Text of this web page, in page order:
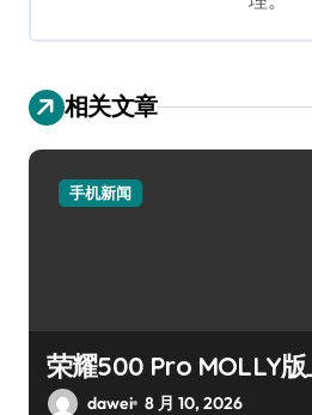
相关文章
手机新闻
荣耀500 Pro MOLLY
dawei 8 月 10, 2026